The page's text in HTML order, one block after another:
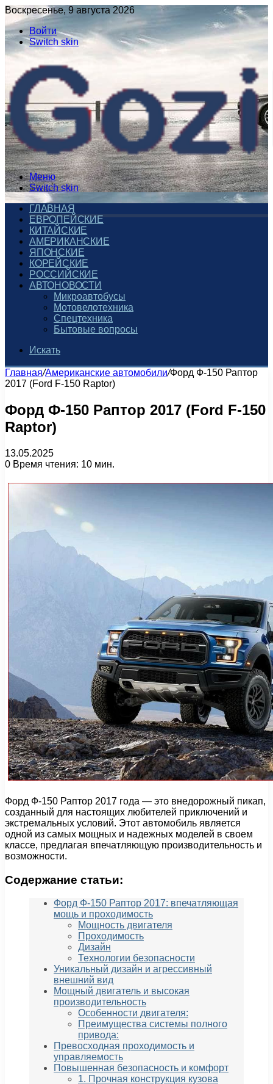
Воскресенье, 9 августа 2026
Войти
Switch skin
Меню
Switch skin
ГЛАВНАЯ
ЕВРОПЕЙСКИЕ
КИТАЙСКИЕ
АМЕРИКАНСКИЕ
ЯПОНСКИЕ
КОРЕЙСКИЕ
РОССИЙСКИЕ
АВТОНОВОСТИ
Микроавтобусы
Мотовелотехника
Спецтехника
Бытовые вопросы
Искать
Главная/Американские автомобили/Форд Ф-150 Раптор
2017 (Ford F-150 Raptor)
Форд Ф-150 Раптор 2017 (Ford F-150
Raptor)
13.05.2025
0 Время чтения: 10 мин.
Форд Ф-150 Раптор 2017 года — это внедорожный пикап,
созданный для настоящих любителей приключений и
экстремальных условий. Этот автомобиль является
одной из самых мощных и надежных моделей в своем
классе, предлагая впечатляющую производительность и
возможности.
Содержание статьи:
Форд Ф-150 Раптор 2017: впечатляющая
мощь и проходимость
Мощность двигателя
Проходимость
Дизайн
Технологии безопасности
Уникальный дизайн и агрессивный
внешний вид
Мощный двигатель и высокая
производительность
Особенности двигателя:
Преимущества системы полного
привода:
Превосходная проходимость и
управляемость
Повышенная безопасность и комфорт
1. Прочная конструкция кузова